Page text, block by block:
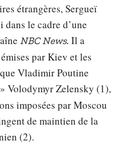
étrangères, Sergueï
dans le cadre d’une
NBC News. Il a
par Kiev et les
Vladimir Poutine
Volodymyr Zelensky (1),
imposées par Moscou
de maintien de la
(2).